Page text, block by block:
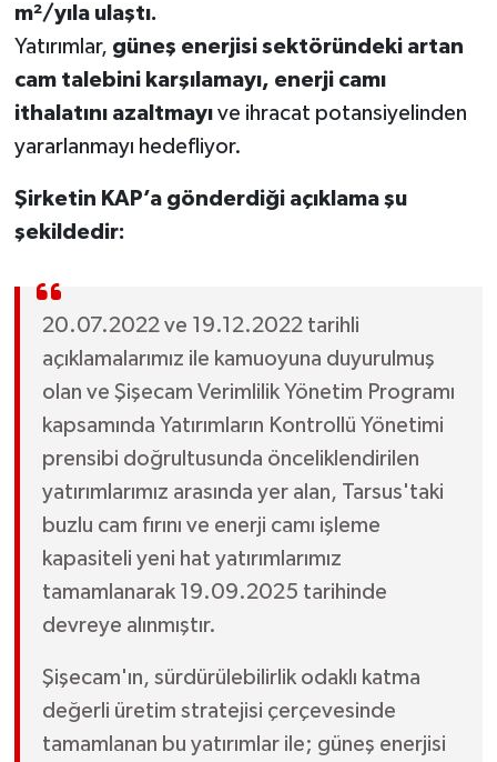
m²/yıla ulaştı.
Yatırımlar, güneş enerjisi sektöründeki artan
cam talebini karşılamayı, enerji camı
ithalatını azaltmayıve ihracat potansiyelinden
yararlanmayı hedefliyor.
Şirketin KAP’a gönderdiği açıklama şu
şekildedir:
20.07.2022 ve 19.12.2022 tarihli
açıklamalarımız ile kamuoyuna duyurulmuş
olan ve Şişecam Verimlilik Yönetim Programı
kapsamında Yatırımların Kontrollü Yönetimi
prensibi doğrultusunda önceliklendirilen
yatırımlarımız arasında yer alan, Tarsus'taki
buzlu cam fırını ve enerji camı işleme
kapasiteli yeni hat yatırımlarımız
tamamlanarak 19.09.2025 tarihinde
devreye alınmıştır.
Şişecam'ın, sürdürülebilirlik odaklı katma
değerli üretim stratejisi çerçevesinde
tamamlanan bu yatırımlar ile; güneş enerjisi